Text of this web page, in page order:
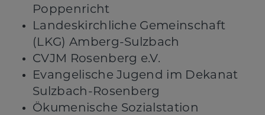
Poppenricht
Landeskirchliche Gemeinschaft
(LKG) Amberg-Sulzbach
CVJM Rosenberg e.V.
Evangelische Jugend im Dekanat
Sulzbach-Rosenberg
Ökumenische Sozialstation